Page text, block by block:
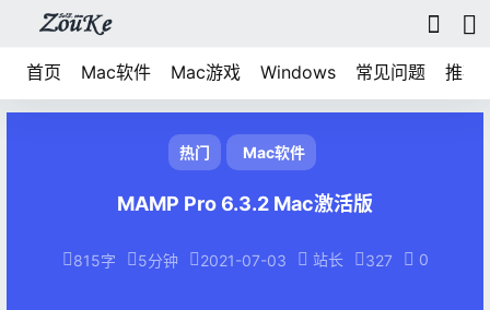
首页 Mac软件 Mac游戏 Windows 常见问题 推荐
热门 Mac软件
MAMP Pro 6.3.2 Mac激活版
815字 5分钟 2021-07-03 站长 327 0